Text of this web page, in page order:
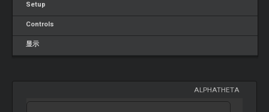
Setup
Controls
显示
ALPHATHETA